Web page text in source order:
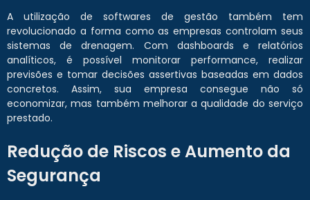
A utilização de softwares de gestão também tem
revolucionado a forma como as empresas controlam seus
sistemas de drenagem. Com dashboards e relatórios
analíticos, é possível monitorar performance, realizar
previsões e tomar decisões assertivas baseadas em dados
concretos. Assim, sua empresa consegue não só
economizar, mas também melhorar a qualidade do serviço
prestado.
Redução de Riscos e Aumento da
Segurança